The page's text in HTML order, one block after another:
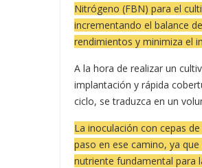
Nitrógeno (FBN) para el
incrementando el balance
rendimientos y minimiza el
A la hora de realizar un
implantación y rápida
ciclo, se traduzca en un
La inoculación con cepas de
paso en ese camino, ya
nutriente fundamental para